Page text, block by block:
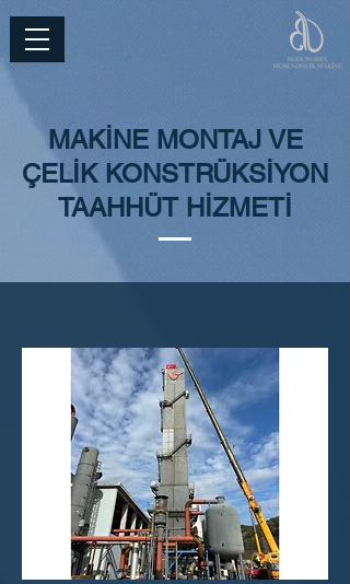
MAKİNE MONTAJ VE
ÇELİK KONSTRÜKSİYON
TAAHHÜT HİZMETİ